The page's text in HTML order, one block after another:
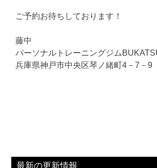
ご予約お待ちしております！
藤中
パーソナルトレーニングジム
兵庫県神戸市中央区琴ノ緒町4－7－
最新の更新情報